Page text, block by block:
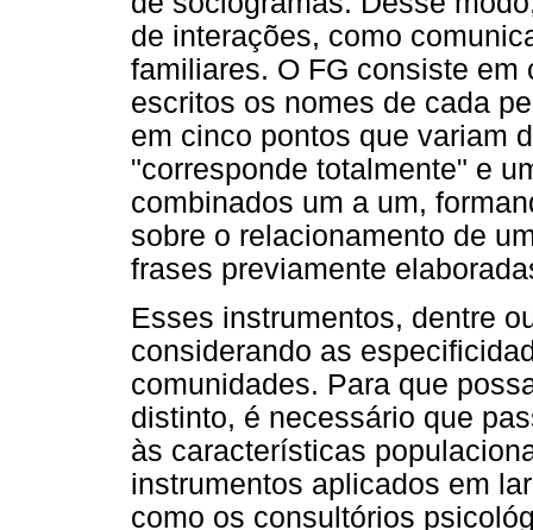
de interações, como
familiares. O FG consiste
escritos os nomes de cada
em cinco pontos que variam
"corresponde totalmente" e
combinados um a um,
sobre o relacionamento de
frases previamente
Esses instrumentos, dentre
considerando as
comunidades. Para que
distinto, é necessário que
às características
instrumentos aplicados em
como os consultórios